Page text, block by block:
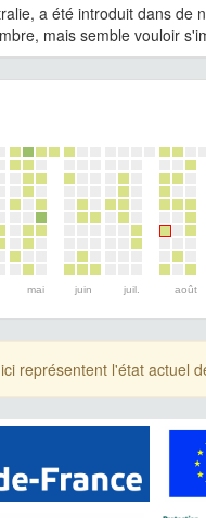
a été introduit dans de
mais semble vouloir
mai juin juil. août
représentent l'état actuel